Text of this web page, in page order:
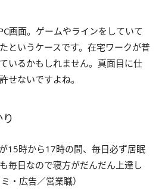
画面。ゲームやラインをしていて
というケースです。在宅ワークが普
いるかもしれません。真面目に仕
せないですよね。
15時から17時の間、毎日必ず居眠
毎日なので寝方がだんだん上達し
・広告／営業職）